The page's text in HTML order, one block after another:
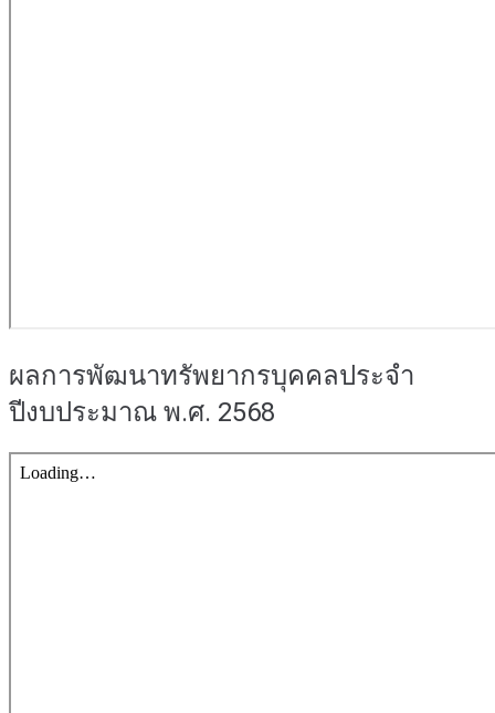
ผลการพัฒนาทรัพยากรบุคคลประจำ
ปีงบประมาณ พ.ศ. 2568